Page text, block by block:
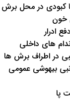
کبودی در محل برش
خون
ادرار
های داخلی
در اطراف برش ها
بیهوشی عمومی
پا